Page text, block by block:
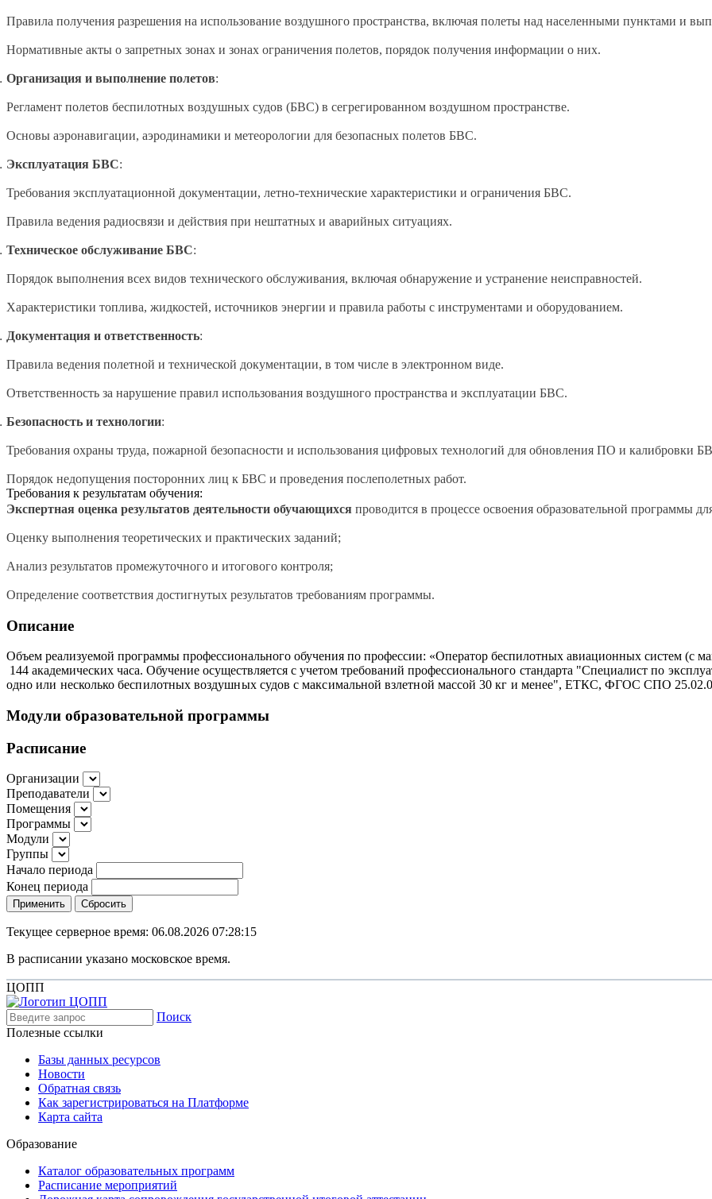
Правила получения разрешения на использование воздушного пространства, включая полеты над населенными пунктами и
Нормативные акты о запретных зонах и зонах ограничения полетов, порядок получения информации о них.
Организация и выполнение полетов:
Регламент полетов беспилотных воздушных судов (БВС) в сегрегированном воздушном пространстве.
Основы аэронавигации, аэродинамики и метеорологии для безопасных полетов БВС.
Эксплуатация БВС:
Требования эксплуатационной документации, летно-технические характеристики и ограничения БВС.
Правила ведения радиосвязи и действия при нештатных и аварийных ситуациях.
Техническое обслуживание БВС:
Порядок выполнения всех видов технического обслуживания, включая обнаружение и устранение неисправностей.
Характеристики топлива, жидкостей, источников энергии и правила работы с инструментами и оборудованием.
Документация и ответственность:
Правила ведения полетной и технической документации, в том числе в электронном виде.
Ответственность за нарушение правил использования воздушного пространства и эксплуатации БВС.
Безопасность и технологии:
Требования охраны труда, пожарной безопасности и использования цифровых технологий для обновления ПО и калибровки
Порядок недопущения посторонних лиц к БВС и проведения послеполетных работ.
Требования к результатам обучения:
Экспертная оценка результатов деятельности обучающихся проводится в процессе освоения образовательной программы
Оценку выполнения теоретических и практических заданий;
Анализ результатов промежуточного и итогового контроля;
Определение соответствия достигнутых результатов требованиям программы.
Описание
Объем реализуемой программы профессионального обучения по профессии: «Оператор беспилотных авиационных систем (с
144 академических часа. Обучение осуществляется с учетом требований профессионального стандарта "Специалист по
одно или несколько беспилотных воздушных судов с максимальной взлетной массой 30 кг и менее", ЕТКС, ФГОС СПО
Модули образовательной программы
Расписание
Организации
Преподаватели
Помещения
Программы
Модули
Группы
Начало периода
Конец периода
Применить Сбросить
Текущее серверное время: 06.08.2026 07:28:16
В расписании указано московское время.
ЦОПП
Поиск
Полезные ссылки
Базы данных ресурсов
Новости
Обратная связь
Как зарегистрироваться на Платформе
Карта сайта
Образование
Каталог образовательных программ
Расписание мероприятий